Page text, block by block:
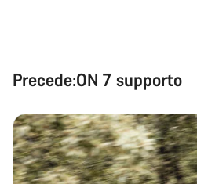
Precede:ON 7 supporto